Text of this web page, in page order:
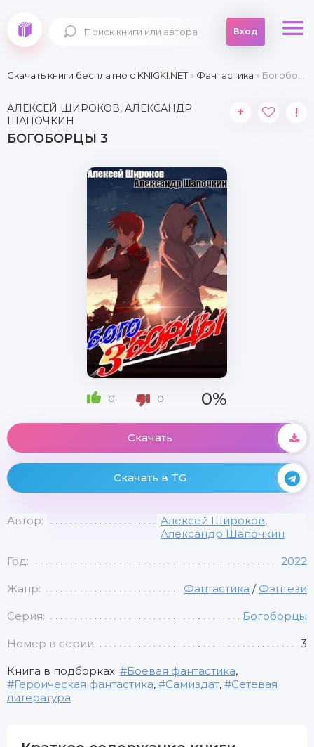
Вход
Скачать книги бесплатно c KNIGKI.NET» Фантастика » Богоборцы 3
АЛЕКСЕЙ ШИРОКОВ, АЛЕКСАНДР
ШАПОЧКИН
БОГОБОРЦЫ 3
+ !
0 0 0%
Скачать
Скачать в TG
Автор: Алексей Широков,
Александр Шапочкин
Год: 2022
Жанр: Фантастика / Фэнтези
Серия: Богоборцы
Номер в серии: 3
Книга в подборках: Боевая фантастика,
Героическая фантастика, Самиздат,
Сетевая
литература